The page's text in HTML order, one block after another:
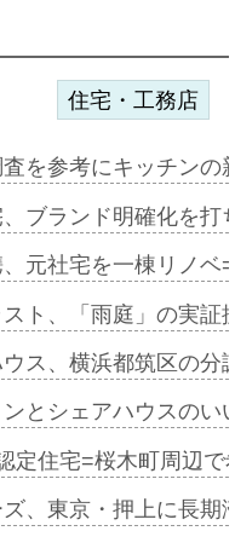
住宅・工務店
を参考にキッチン
ブランド明確化を
元社宅を一棟リノ
ト、「雨庭」の実
ス、横浜都筑区の
とシェアハウスの
定住宅=桜木町周辺
、東京・押上に長